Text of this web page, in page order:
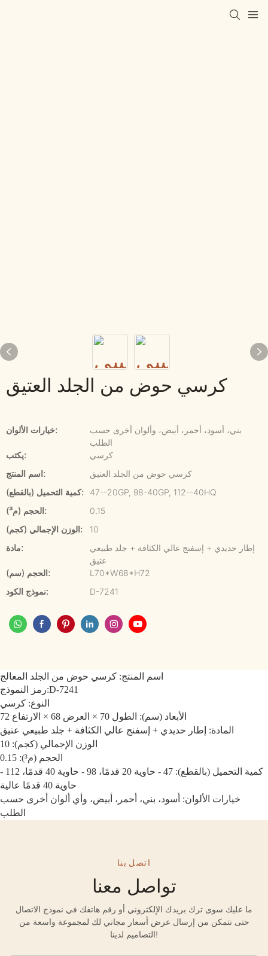
كرسي حوض من الجلد العتيق
خيارات الألوان:
بني، أسود، أحمر، أبيض، وألوان أخرى حسب
الطلب
يكتب:
كرسي
اسم المنتج:
كرسي حوض من الجلد العتيق
كمية التحميل (بالقطع):
47--20GP, 98-40GP, 112--40HQ
الحجم (م³):
0.15
الوزن الإجمالي (كجم):
10
مادة:
إطار حديدي + إسفنج عالي الكثافة + جلد طبيعي
عتيق
الحجم (سم):
L70*W68*H72
نموذج الكود:
D-7241
اسم المنتج: كرسي حوض من الجلد المعالج
رمز النموذج:D-7241
النوع: كرسي
الأبعاد (سم): الطول 70 × العرض 68 × الارتفاع 72
المادة: إطار حديدي + إسفنج عالي الكثافة + جلد طبيعي عتيق
الوزن الإجمالي (كجم): 10
الحجم (م³): 0.15
كمية التحميل (بالقطع): 47 - حاوية 20 قدمًا، 98 - حاوية 40 قدمًا، 112 -
حاوية 40 قدمًا عالية
خيارات الألوان: أسود، بني، أحمر، أبيض، وأي ألوان أخرى حسب
الطلب
اتصل بنا
تواصل معنا
ما عليك سوى ترك بريدك الإلكتروني أو رقم هاتفك في نموذج الاتصال
حتى نتمكن من إرسال عرض أسعار مجاني لك لمجموعة واسعة من
التصاميم لدينا!